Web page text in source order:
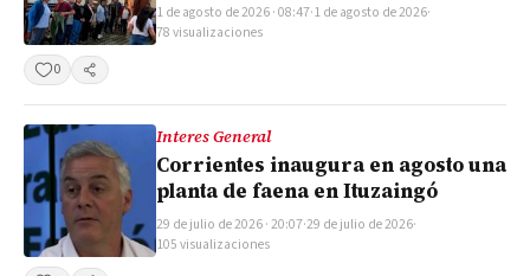
1 de agosto de 2026 · 08:47·1 de agosto de 2026·
78 visualizaciones
0
Compartir
Interes General
Corrientes inaugura en agosto una
planta de faena en Ituzaingó
29 de julio de 2026 · 20:07·29 de julio de 2026·
105 visualizaciones